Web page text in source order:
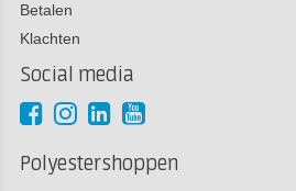
Betalen
Klachten
Social media
Polyestershoppen